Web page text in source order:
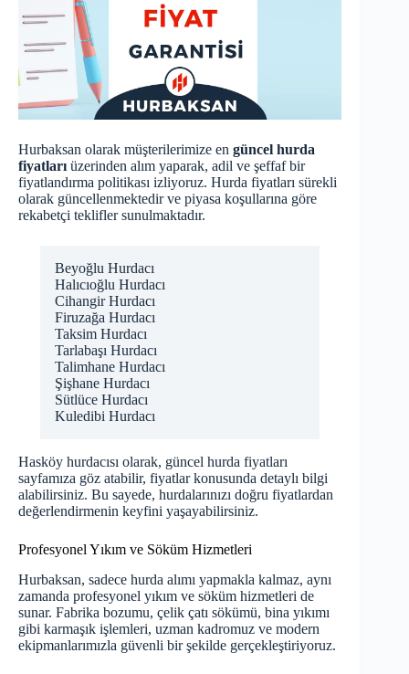
Hurbaksan olarak müşterilerimize en güncel hurda
fiyatları üzerinden alım yaparak, adil ve şeffaf bir
fiyatlandırma politikası izliyoruz. Hurda fiyatları sürekli
olarak güncellenmektedir ve piyasa koşullarına göre
rekabetçi teklifler sunulmaktadır.
Beyoğlu Hurdacı
Halıcıoğlu Hurdacı
Cihangir Hurdacı
Firuzağa Hurdacı
Taksim Hurdacı
Tarlabaşı Hurdacı
Talimhane Hurdacı
Şişhane Hurdacı
Sütlüce Hurdacı
Kuledibi Hurdacı
Hasköy hurdacısı olarak, güncel hurda fiyatları
sayfamıza göz atabilir, fiyatlar konusunda detaylı bilgi
alabilirsiniz. Bu sayede, hurdalarınızı doğru fiyatlardan
değerlendirmenin keyfini yaşayabilirsiniz.
Profesyonel Yıkım ve Söküm Hizmetleri
Hurbaksan, sadece hurda alımı yapmakla kalmaz, aynı
zamanda profesyonel yıkım ve söküm hizmetleri de
sunar. Fabrika bozumu, çelik çatı sökümü, bina yıkımı
gibi karmaşık işlemleri, uzman kadromuz ve modern
ekipmanlarımızla güvenli bir şekilde gerçekleştiriyoruz.